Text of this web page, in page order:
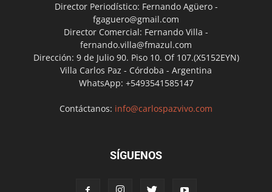
Director Periodístico: Fernando Agüero -
fgaguero@gmail.com
Director Comercial: Fernando Villa -
fernando.villa@fmazul.com
Dirección: 9 de Julio 90. Piso 10. Of 107.(X5152EYN)
Villa Carlos Paz - Córdoba - Argentina
WhatsApp: +5493541585147
Contáctanos: info@carlospazvivo.com
SÍGUENOS